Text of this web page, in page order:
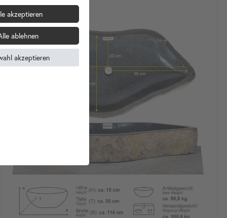
akzeptieren
ablehnen
akzeptieren